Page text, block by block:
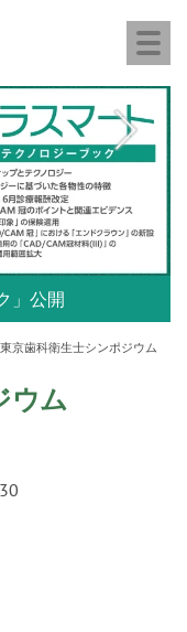
quality of life
」公開
クノロジーブッ
東京歯科衛生士シンポジウム
ウム